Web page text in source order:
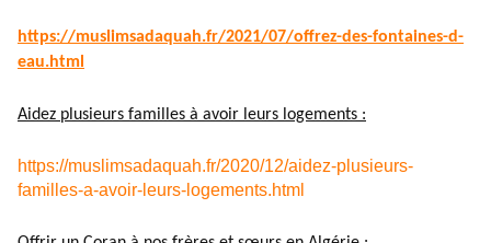
https://muslimsadaquah.fr/2021/07/offrez-des-fontaines-d-
eau.html
Aidez plusieurs familles à avoir leurs logements :
https://muslimsadaquah.fr/2020/12/aidez-plusieurs-
familles-a-avoir-leurs-logements.html